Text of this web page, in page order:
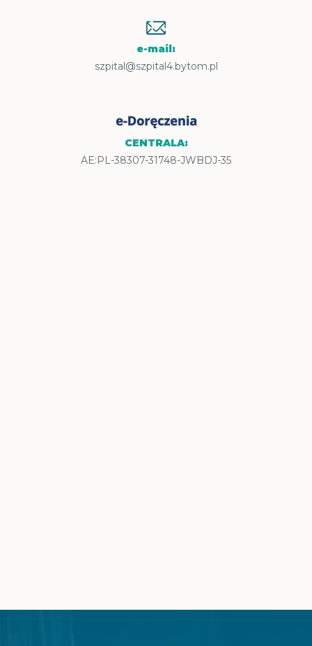
e-mail:
szpital@szpital4.bytom.pl
CENTRALA:
AE:PL-38307-31748-JWBDJ-35